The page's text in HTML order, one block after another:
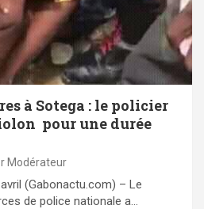
à Sotega : le policier
pour une durée
Modérateur
(Gabonactu.com) – Le
de police nationale a…